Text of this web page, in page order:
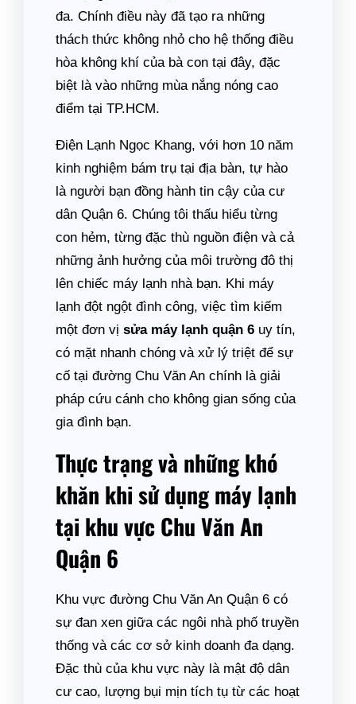
đa. Chính điều này đã tạo ra những
thách thức không nhỏ cho hệ thống điều
hòa không khí của bà con tại đây, đặc
biệt là vào những mùa nắng nóng cao
điểm tại TP.HCM.
Điện Lạnh Ngọc Khang, với hơn 10 năm
kinh nghiệm bám trụ tại địa bàn, tự hào
là người bạn đồng hành tin cậy của cư
dân Quận 6. Chúng tôi thấu hiểu từng
con hẻm, từng đặc thù nguồn điện và cả
những ảnh hưởng của môi trường đô thị
lên chiếc máy lạnh nhà bạn. Khi máy
lạnh đột ngột đình công, việc tìm kiếm
một đơn vị sửa máy lạnh quận 6 uy tín,
có mặt nhanh chóng và xử lý triệt để sự
cố tại đường Chu Văn An chính là giải
pháp cứu cánh cho không gian sống của
gia đình bạn.
Thực trạng và những khó
khăn khi sử dụng máy lạnh
tại khu vực Chu Văn An
Quận 6
Khu vực đường Chu Văn An Quận 6 có
sự đan xen giữa các ngôi nhà phố truyền
thống và các cơ sở kinh doanh đa dạng.
Đặc thù của khu vực này là mật độ dân
cư cao, lượng bụi mịn tích tụ từ các hoạt